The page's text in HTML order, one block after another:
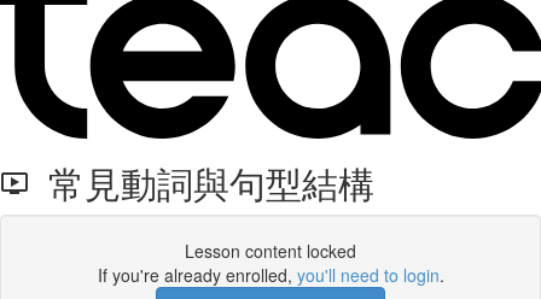
常見動詞與句型結構
Lesson content locked
If you're already enrolled, you'll need to login.